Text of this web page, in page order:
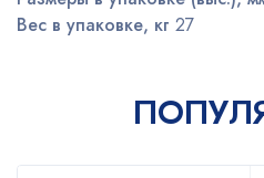
Вес в упаковке, кг 27